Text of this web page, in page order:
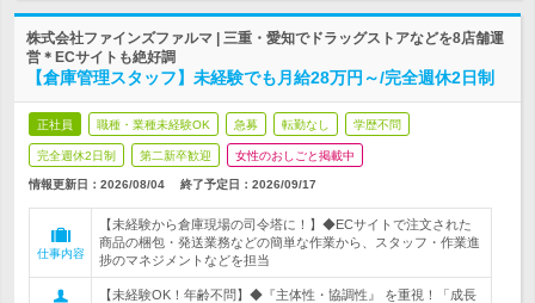
株式会社ファインズファルマ | 三重・愛知でドラッグストアなどを8店舗運
営＊ECサイトも絶好調
【倉庫管理スタッフ】未経験でも月給28万円～/完全週休2日制
正社員 職種・業種未経験OK 急募 転勤なし 学歴不問
完全週休2日制 第二新卒歓迎 女性のおしごと掲載中
情報更新日：2026/08/04 終了予定日： 2026/09/17
仕事内容
【未経験から倉庫現場の司令塔に！】◆ECサイトで注文された
商品の梱包・発送業務などの簡単な作業から、スタッフ・作業進
捗のマネジメントなどを担当
【未経験OK！年齢不問】◆『主体性・協調性』 を重視！「成長